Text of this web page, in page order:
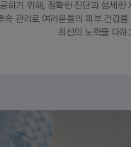
하기 위해, 정확한 진단과 섬세한
속 관리로 여러분들의 피부 건강을
최선의 노력을 다하